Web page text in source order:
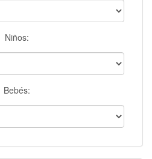
Niños:
Bebés: